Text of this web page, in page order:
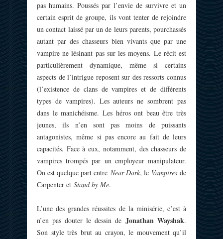
pas humains. Poussés par l’envie de survivre et un
certain esprit de groupe, ils vont tenter de rejoindre
un contact laissé par un de leurs parents, pourchassés
autant par des chasseurs bien vivants que par une
vampire ne lésinant pas sur les moyens. Le récit est
particulièrement dynamique, même si certains
aspects de l’intrigue reposent sur des ressorts connus
(l’existence de clans de vampires et de différents
types de vampires). Les auteurs ne sombrent pas
dans le manichéisme. Les héros ont beau être très
jeunes, ils n’en sont pas moins de puissants
antagonistes, même si pas encore au fait de leurs
capacités. Face à eux, notamment, des chasseurs de
vampires trompés par un employeur manipulateur.
On est quelque part entre Near Dark, le Vampiresde
Carpenter et Stand by Me.
L’une des grandes réussites de la minisérie, c’est à
n’en pas douter le dessin de Jonathan Wayshak.
Son style très brut au crayon, le mouvement qu’il